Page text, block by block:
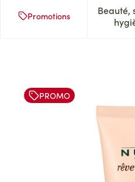
Promotions
Beauté,
PROMO
Nuxe Reve